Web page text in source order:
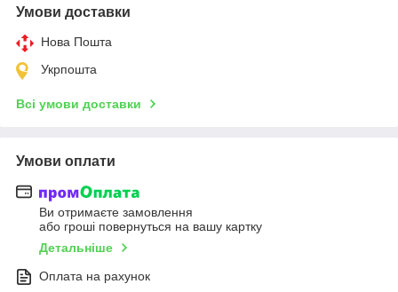
Умови доставки
Нова Пошта
Укрпошта
Всі умови доставки
Умови оплати
Ви отримаєте замовлення
або гроші повернуться на вашу картку
Детальніше
Оплата на рахунок